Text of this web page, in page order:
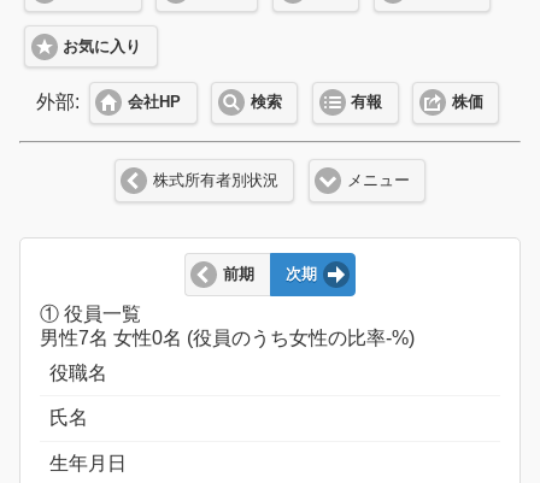
お気に入り
外部: 会社HP 検索 有報 株価
株式所有者別状況 メニュー
前期 次期
① 役員一覧
男性7名 女性0名 (役員のうち女性の比率-%)
役職名
氏名
生年月日